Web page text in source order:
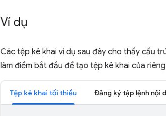
Ví dụ
Các tệp kê khai ví dụ sau đây cho thấy cấu
làm điểm bắt đầu để tạo tệp kê khai của
Tệp kê khai tối thiểu